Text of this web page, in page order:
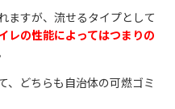
ますが、流せるタイプとして
レの性能によってはつまりの
、どちらも自治体の可燃ゴミ